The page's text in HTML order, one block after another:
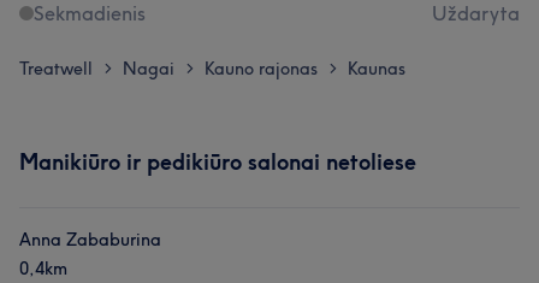
Sekmadienis
Uždaryta
Treatwell > Nagai > Kauno rajonas > Kaunas
Manikiūro ir pedikiūro salonai netoliese
Anna Zababurina
0,4km